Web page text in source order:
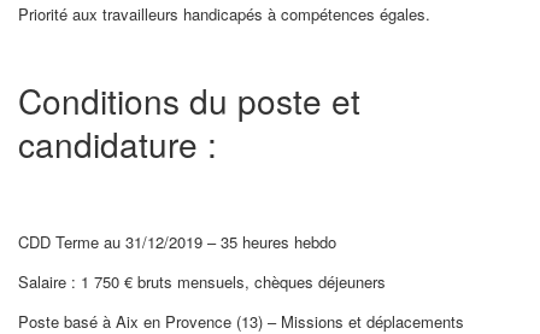
Priorité aux travailleurs handicapés à compétences égales.
Conditions du poste et
candidature :
CDD Terme au 31/12/2019 – 35 heures hebdo
Salaire : 1 750 € bruts mensuels, chèques déjeuners
Poste basé à Aix en Provence (13) – Missions et déplacements